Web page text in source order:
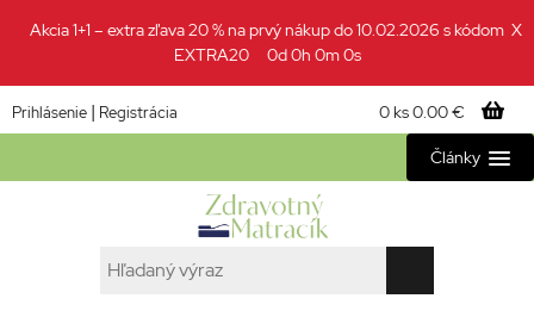
Akcia 1+1 – extra zľava 20 % na prvý nákup do 10.02.2026 s kódom
EXTRA20 0d 0h 0m 0s
X
Prihlásenie | Registrácia 0 ks0.00 €
Články